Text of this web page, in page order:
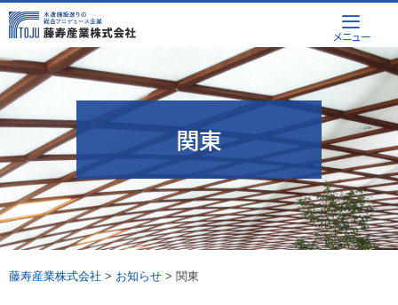
Skip
to
content
メニュー
関東
藤寿産業株式会社 > お知らせ > 関東